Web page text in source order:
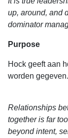
up, around, and
dominator
Purpose
Hock geeft aan
worden gegeven.
Relationships
together is far
beyond intent,